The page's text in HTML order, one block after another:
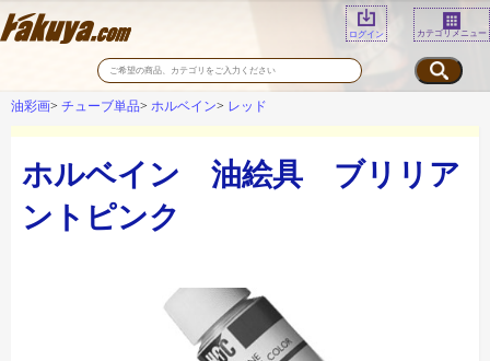
ログイン カテゴリメニュー
油彩画 チューブ単品 ホルベイン レッド
ホルベイン 油絵具 ブリリア
ントピンク